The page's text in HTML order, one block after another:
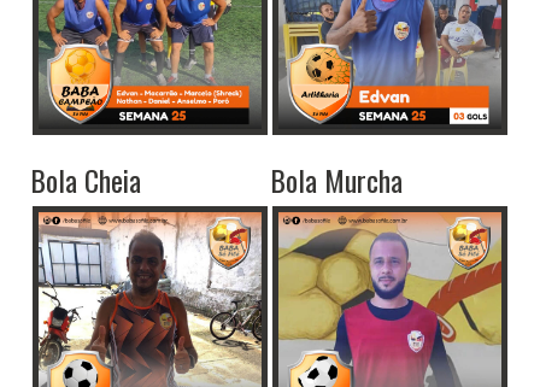
Bola Cheia Bola Murcha